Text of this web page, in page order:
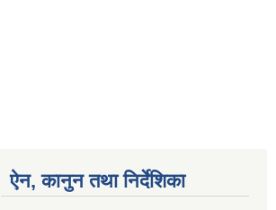
ऐन, कानुन तथा निर्देशिका